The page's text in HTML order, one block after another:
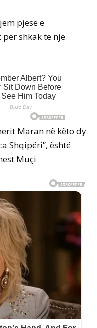
pjesë e
shkak të një
Maran në këto dy
Shqipëri”, është
Muçi